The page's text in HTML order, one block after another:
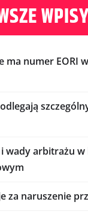
ma numer EORI
i wady arbitrażu
za naruszenie